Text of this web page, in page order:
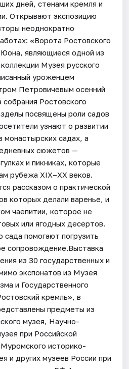
дней, стенами кремля и
Открывают экспозицию
неоднократно
«Ворота Ростовского
являющиеся одной из
Музея русского
уроженцем
Петровичевым осенний
Ростовского
посвящены роли садов
узнают о развитии
монастырских садах, а
сюжетов —
и пикниках, которые
рубежа XIX–XX веков.
рассказом о практической
которых делали варенье, и
чаепитии, которое не
или ягодных десертов.
сада помогают погрузить
сопровождение.Выставка
из 30 государственных и
экспонатов из Музея
и Государственного
кремль», в
предметы из
музея, Научно-
при Российской
историко-
и других музеев России при